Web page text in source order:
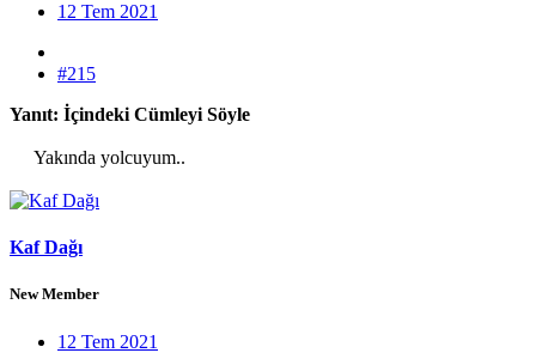
12 Tem 2021
#215
Yanıt: İçindeki Cümleyi Söyle
Yakında yolcuyum..​
Kaf Dağı
New Member
12 Tem 2021